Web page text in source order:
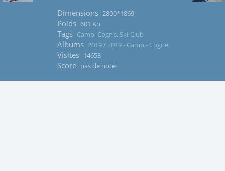
Dimensions 2800*1869
Poids 601 Ko
Tags Camp, Cogne, Ski-Club
Albums 2019/ 2019 - Camp - Cogne
Visites 14653
Score pas de note